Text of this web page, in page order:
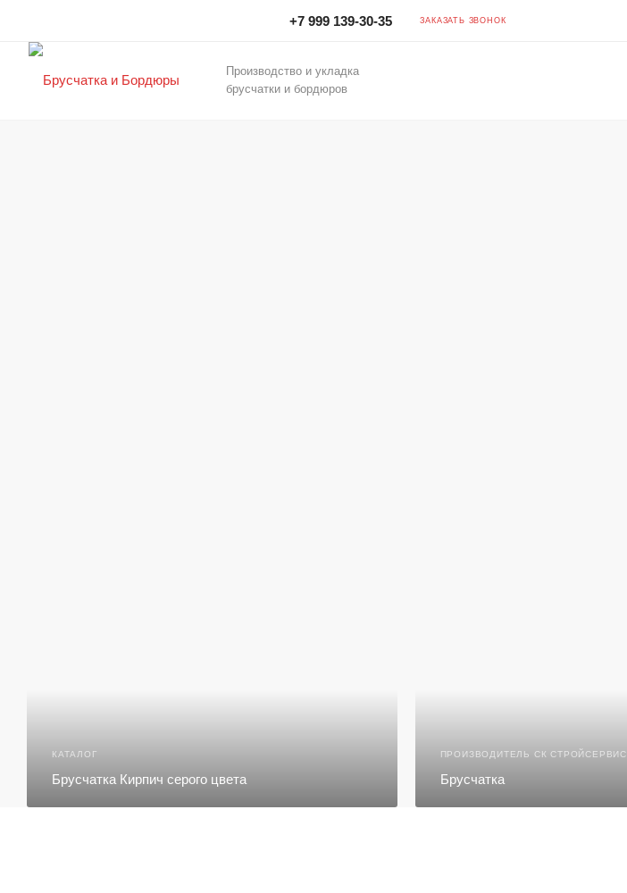
+7 999 139-30-35 ЗАКАЗАТЬ ЗВОНОК
Производство и укладка
брусчатки и бордюров
КАТАЛОГ
Брусчатка Кирпич серого цвета
ПРОИЗВОДИТЕЛЬ СК СТРОЙСЕРВИС
Брусчатка